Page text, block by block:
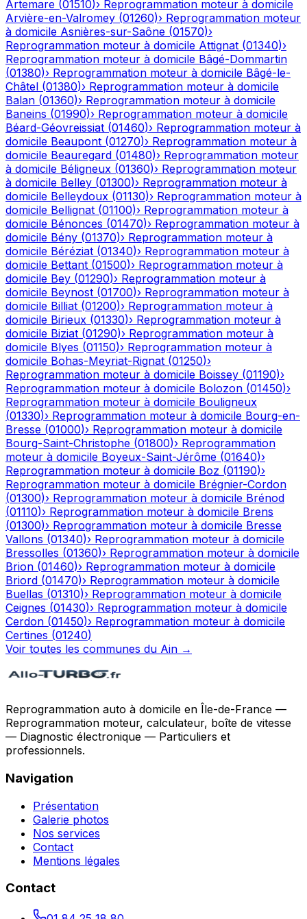
Artemare (01510)› Reprogrammation moteur à domicile
Arvière-en-Valromey (01260)› Reprogrammation moteur
à domicile Asnières-sur-Saône (01570)›
Reprogrammation moteur à domicile Attignat (01340)›
Reprogrammation moteur à domicile Bâgé-Dommartin
(01380)› Reprogrammation moteur à domicile Bâgé-le-
Châtel (01380)› Reprogrammation moteur à domicile
Balan (01360)› Reprogrammation moteur à domicile
Baneins (01990)› Reprogrammation moteur à domicile
Béard-Géovreissiat (01460)› Reprogrammation moteur à
domicile Beaupont (01270)› Reprogrammation moteur à
domicile Beauregard (01480)› Reprogrammation moteur
à domicile Béligneux (01360)› Reprogrammation moteur
à domicile Belley (01300)› Reprogrammation moteur à
domicile Belleydoux (01130)› Reprogrammation moteur à
domicile Bellignat (01100)› Reprogrammation moteur à
domicile Bénonces (01470)› Reprogrammation moteur à
domicile Bény (01370)› Reprogrammation moteur à
domicile Béréziat (01340)› Reprogrammation moteur à
domicile Bettant (01500)› Reprogrammation moteur à
domicile Bey (01290)› Reprogrammation moteur à
domicile Beynost (01700)› Reprogrammation moteur à
domicile Billiat (01200)› Reprogrammation moteur à
domicile Birieux (01330)› Reprogrammation moteur à
domicile Biziat (01290)› Reprogrammation moteur à
domicile Blyes (01150)› Reprogrammation moteur à
domicile Bohas-Meyriat-Rignat (01250)›
Reprogrammation moteur à domicile Boissey (01190)›
Reprogrammation moteur à domicile Bolozon (01450)›
Reprogrammation moteur à domicile Bouligneux
(01330)› Reprogrammation moteur à domicile Bourg-en-
Bresse (01000)› Reprogrammation moteur à domicile
Bourg-Saint-Christophe (01800)› Reprogrammation
moteur à domicile Boyeux-Saint-Jérôme (01640)›
Reprogrammation moteur à domicile Boz (01190)›
Reprogrammation moteur à domicile Brégnier-Cordon
(01300)› Reprogrammation moteur à domicile Brénod
(01110)› Reprogrammation moteur à domicile Brens
(01300)› Reprogrammation moteur à domicile Bresse
Vallons (01340)› Reprogrammation moteur à domicile
Bressolles (01360)› Reprogrammation moteur à domicile
Brion (01460)› Reprogrammation moteur à domicile
Briord (01470)› Reprogrammation moteur à domicile
Buellas (01310)› Reprogrammation moteur à domicile
Ceignes (01430)› Reprogrammation moteur à domicile
Cerdon (01450)› Reprogrammation moteur à domicile
Certines (01240)
Voir toutes les communes du Ain →
Reprogrammation auto à domicile en Île-de-France —
Reprogrammation moteur, calculateur, boîte de vitesse
— Diagnostic électronique — Particuliers et
professionnels.
Navigation
Présentation
Galerie photos
Nos services
Contact
Mentions légales
Contact